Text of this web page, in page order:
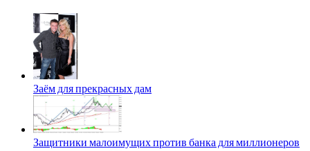
Заём для прекрасных дам
Защитники малоимущих против банка для миллионеров